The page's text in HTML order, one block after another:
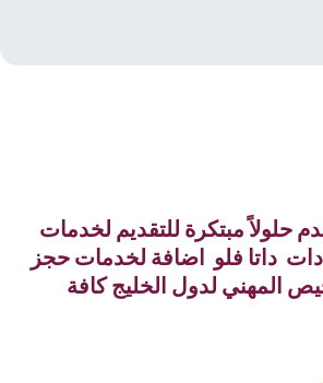
حلولاً مبتكرة للتقديم لخدمات
داتا فلو اضافة لخدمات حجز
المهني لدول الخليج كافة